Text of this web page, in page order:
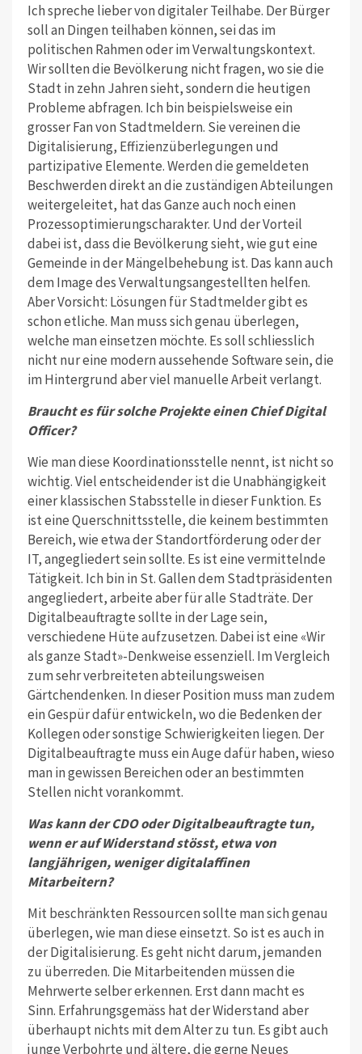
Ich spreche lieber von digitaler Teilhabe. Der Bürger
soll an Dingen teilhaben können, sei das im
politischen Rahmen oder im Verwaltungskontext.
Wir sollten die Bevölkerung nicht fragen, wo sie die
Stadt in zehn Jahren sieht, sondern die heutigen
Probleme abfra­gen. Ich bin beispielsweise ein
grosser Fan von Stadtmeldern. Sie vereinen die
Digitalisierung, Effizienzüberlegungen und
partizipative Elemente. Werden die gemeldeten
Beschwerden direkt an die zuständigen Abteilungen
weitergeleitet, hat das Ganze auch noch einen
Prozess­optimierungscharakter. Und der Vorteil
dabei ist, dass die Bevölkerung sieht, wie gut eine
Gemeinde in der Mängel­behebung ist. Das kann auch
dem Image des Verwaltungsangestellten helfen.
Aber Vorsicht: Lösungen für Stadtmelder gibt es
schon etliche. Man muss sich genau überlegen,
welche man einsetzen möchte. Es soll schliesslich
nicht nur eine modern aussehende Software sein, die
im Hintergrund aber viel manuelle Arbeit verlangt.
Braucht es für solche Projekte einen Chief Digital
Officer?
Wie man diese Koordinationsstelle nennt, ist nicht so
wichtig. Viel entschei­dender ist die Unabhängigkeit
einer klas­sischen Stabsstelle in dieser Funktion. Es
ist eine Querschnittsstelle, die keinem bestimmten
Bereich, wie etwa der Stand­ortförderung oder der
IT, angegliedert sein sollte. Es ist eine vermittelnde
Tä­tigkeit. Ich bin in St. Gallen dem Stadt­präsidenten
angegliedert, arbeite aber für alle Stadträte. Der
Digitalbeauftragte sollte in der Lage sein,
verschiedene Hüte aufzusetzen. Dabei ist eine «Wir
als ganze Stadt»-Denkweise essenziell. Im Vergleich
zum sehr verbreiteten abtei­lungsweisen
Gärtchendenken. In dieser Position muss man zudem
ein Gespür dafür entwickeln, wo die Bedenken der
Kollegen oder sonstige Schwierigkeiten liegen. Der
Digitalbeauftragte muss ein Auge dafür haben, wieso
man in gewissen Bereichen oder an bestimmten
Stellen nicht vorankommt.
Was kann der CDO oder Digitalbeauftragte tun,
wenn er auf Wider­stand stösst, etwa von
langjährigen, weniger digitalaffinen
Mitarbeitern?
Mit beschränkten Ressourcen sollte man sich genau
überlegen, wie man diese einsetzt. So ist es auch in
der Digitalisierung. Es geht nicht darum, jemanden
zu überreden. Die Mitarbeitenden müs­sen die
Mehrwerte selber erkennen. Erst dann macht es
Sinn. Erfahrungsgemäss hat der Widerstand aber
überhaupt nichts mit dem Alter zu tun. Es gibt auch
junge Verbohrte und ältere, die gerne Neues